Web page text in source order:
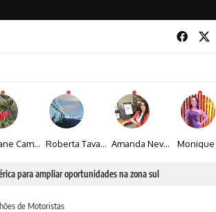
Flaviane Campos transforma natureza, espiritualidade e sensibilidade em narrativas fotográficas Roberta Tavares transforma a fotografia em obras de arte marcadas pela sensibilidade e sofisticação Amanda Neves transforma a beleza da natureza em obras realistas repletas de sensibilidade
para ampliar oportunidades na zona sul
de Motoristas